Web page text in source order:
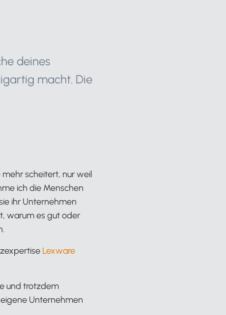
deines
macht. Die
scheitert, nur weil
ich die Menschen
ihr Unternehmen
warum es gut oder
Lexware
und trotzdem
Unternehmen